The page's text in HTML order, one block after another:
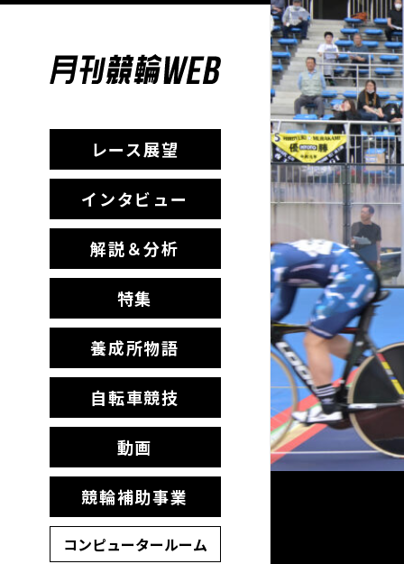
レース展望
インタビュー
解説＆分析
特集
養成所物語
自転車競技
動画
競輪補助事業
コンピュータールーム